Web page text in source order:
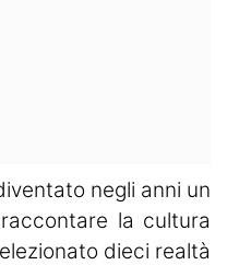
negli anni un
la cultura
dieci realtà